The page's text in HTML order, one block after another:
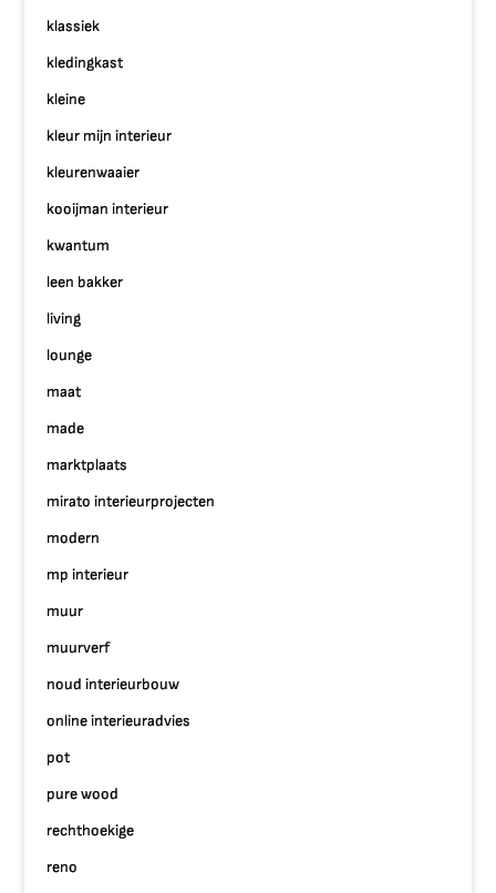
klassiek
kledingkast
kleine
kleur mijn interieur
kleurenwaaier
kooijman interieur
kwantum
leen bakker
living
lounge
maat
made
marktplaats
mirato interieurprojecten
modern
mp interieur
muur
muurverf
noud interieurbouw
online interieuradvies
pot
pure wood
rechthoekige
reno